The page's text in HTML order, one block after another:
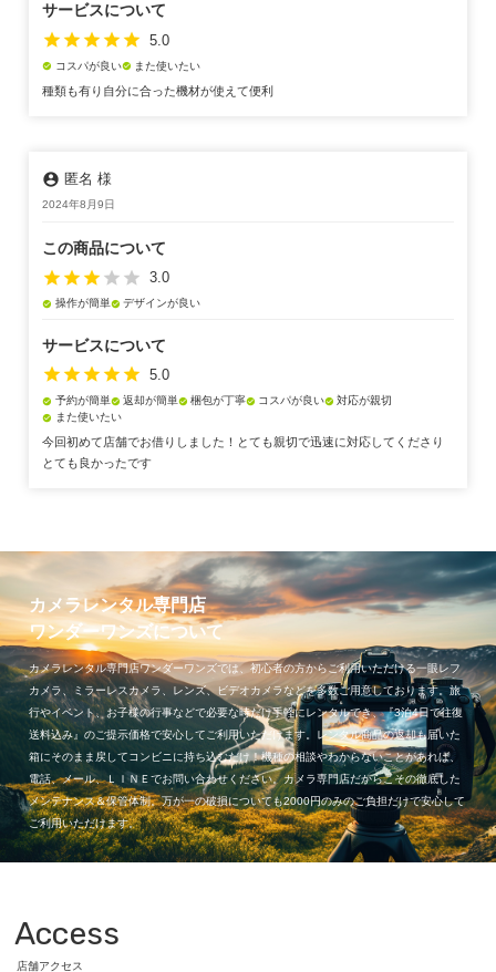
サービスについて
star star star star star 5.0
check_circle コスパが良いcheck_circle また使いたい
種類も有り自分に合った機材が使えて便利
account_circle 匿名 様
2024年8月9日
この商品について
star star star star star 3.0
check_circle 操作が簡単check_circle デザインが良い
サービスについて
star star star star star 5.0
check_circle 予約が簡単check_circle 返却が簡単check_circle 梱包が丁寧check_circle コスパが良いcheck_circle 対応が親切
check_circle また使いたい
今回初めて店舗でお借りしました！とても親切で迅速に対応してくださり
とても良かったです
カメラレンタル専門店
ワンダーワンズについて
カメラレンタル専門店ワンダーワンズでは、初心者の方からご利用いただける一眼レフ
カメラ、ミラーレスカメラ、レンズ、ビデオカメラなどを多数ご用意しております。旅
行やイベント、お子様の行事などで必要な時だけ手軽にレンタルでき、『3泊4日で往復
送料込み』のご提示価格で安心してご利用いただけます。レンタル商品の返却も届いた
箱にそのまま戻してコンビニに持ち込むだけ！機種の相談やわからないことがあれば、
電話、メール、ＬＩＮＥでお問い合わせください。カメラ専門店だからこその徹底した
メンテナンス＆保管体制。万が一の破損についても2000円のみのご負担だけで安心して
ご利用いただけます。
Access
店舗アクセス